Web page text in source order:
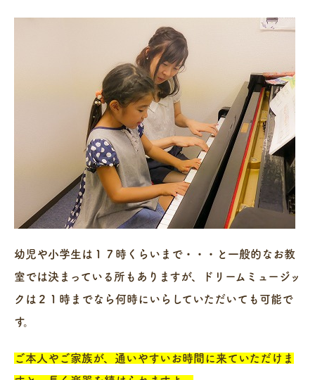
幼児や小学生は１７時くらいまで・・・と一般的なお教
室では決まっている所もありますが、ドリームミュージッ
クは２１時までなら何時にいらしていただいても可能で
す。
ご本人やご家族が、通いやすいお時間に来ていただけま